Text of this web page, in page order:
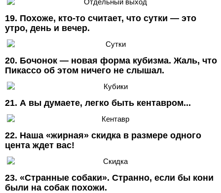
19. Похоже, кто-то считает, что сутки — это
утро, день и вечер.
20. Бочонок — новая форма кубизма. Жаль, что
Пикассо об этом ничего не слышал.
21. А вы думаете, легко быть кентавром...
22. Наша «жирная» скидка в размере одного
цента ждет вас!
23. «Странные собаки». Странно, если бы кони
были на собак похожи.